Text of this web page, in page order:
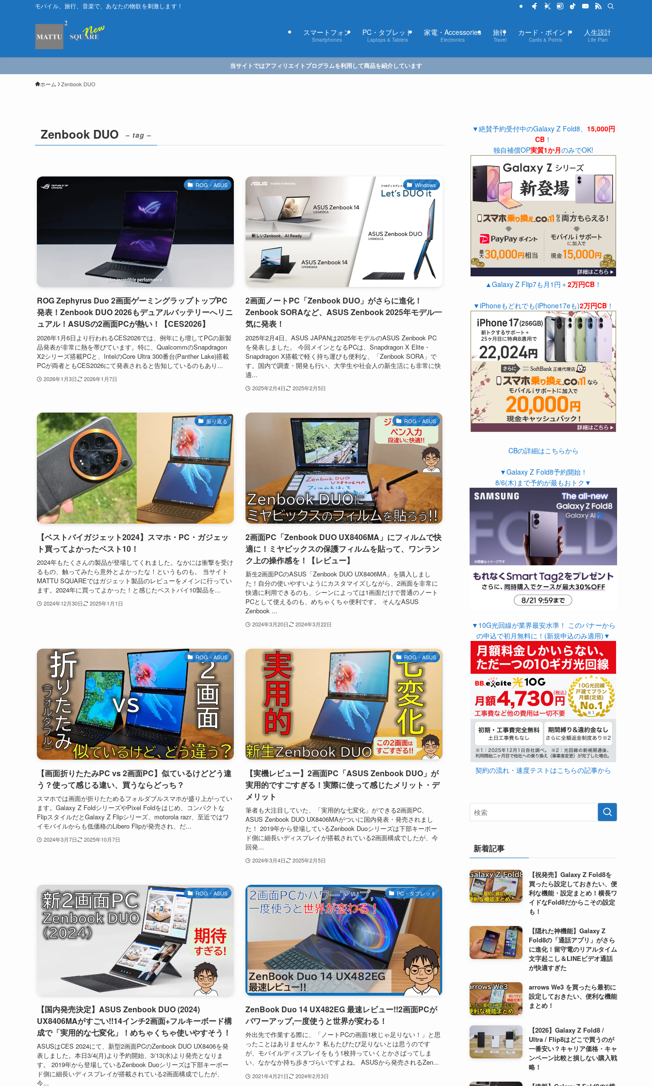
モバイル、旅行、音楽で、あなたの物欲を刺激します！
スマートフォン
Smartphones
PC・タブレット
Laptops & Tablets
家電・Accessories
Electronics
旅行
Travel
カード・ポイント
Cards & Points
人生設計
Life Plan
当サイトではアフィリエイトプログラムを利用して商品を紹介しています
ホーム Zenbook DUO
Zenbook DUO – tag –
ROG・ASUS
ROG Zephyrus Duo 2画面ゲーミングラップトップPC
発表！Zenbook DUO 2026もデュアルバッテリーへリニ
ュアル！ASUSの2画面PCが熱い！【CES2026】
2026年1月6日より行われるCES2026では、例年にも増してPCの新製
品発表が非常に熱を帯びています。特に、QualcommのSnapdragon
X2シリーズ搭載PCと、IntelのCore Ultra 300番台(Panther Lake)搭載
PCが両者ともCES2026にて発表されると告知しているのもあり...
2026年1月3日 2026年1月7日
Windows
2画面ノートPC「Zenbook DUO」がさらに進化！
Zenbook SORAなど、ASUS Zenbook 2025年モデル一
気に発表！
2025年2月4日、ASUS JAPANは2025年モデルのASUS Zenbook PC
を発表しました。 今回メインとなるPCは、Snapdragon X Elite・
Snapdragon X搭載で軽く持ち運びも便利な、「Zenbook SORA」で
す。国内で調査・開発も行い、大学生や社会人の新生活にも非常に快
適...
2025年2月4日 2025年2月5日
振り返る
【ベストバイガジェット2024】スマホ・PC・ガジェッ
ト買ってよかったベスト10！
2024年もたくさんの製品が登場してくれました。なかには衝撃を受け
るもの、触ってみたら意外とよかったな！というものも。 当サイト
MATTU SQUAREではガジェット製品のレビューをメインに行ってい
ます。2024年に買ってよかった！と感じたベストバイ10製品を...
2024年12月30日 2025年1月1日
ROG・ASUS
2画面PC「Zenbook DUO UX8406MA」にフィルムで快
適に！ミヤビックスの保護フィルムを貼って、ワンラン
ク上の操作感を！【レビュー】
新生2画面PCのASUS「Zenbook DUO UX8406MA」を購入しまし
た！自分の使いやすいようにカスタマイズしながら、2画面を非常に
快適に利用できるのも、シーンによっては1画面だけで普通のノート
PCとして使えるのも、めちゃくちゃ便利です。 そんなASUS
Zenbook ...
2024年3月20日 2024年3月22日
ROG・ASUS
【画面折りたたみPC vs 2画面PC】似ているけどどう違
う？使って感じる違い、買うならどっち？
スマホでは画面が折りたためるフォルダブルスマホが盛り上がってい
ます。Galaxy Z FoldシリーズやPixel Foldをはじめ、コンパクトな
FlipスタイルだとGalaxy Z Flipシリーズ、motorola razr、至近ではワ
イモバイルからも低価格のLibero Flipが発売され、だ...
2024年3月7日 2025年10月7日
ROG・ASUS
【実機レビュー】2画面PC「ASUS Zenbook DUO」が
実用的ですごすぎる！実際に使って感じたメリット・デ
メリット
筆者も大注目していた、「実用的な七変化」ができる2画面PC、
ASUS Zenbook DUO UX8406MAがついに国内発表・発売されまし
た！ 2019年から登場しているZenbook Duoシリーズは下部キーボー
ド側に細長いディスプレイが搭載されている2画面構成でしたが、今
回発...
2024年3月4日 2025年2月5日
ROG・ASUS
【国内発売決定】ASUS Zenbook DUO (2024)
UX8406MAがすごい!!14インチ2画面+フルキーボード構
成で「実用的な七変化」！めちゃくちゃ使いやすそう！
ASUSはCES 2024にて、新型2画面PCのZenbook DUO UX8406を発
表しました。本日3/4(月)より予約開始、3/13(水)より発売となりま
す。 2019年から登場しているZenbook Duoシリーズは下部キーボー
ド側に細長いディスプレイが搭載されている2画面構成でしたが、
今...
PC・タブレット
ZenBook Duo 14 UX482EG 最速レビュー!!2画面PCが
パワーアップ,一度使うと世界が変わる！
外出先で作業する際に、「ノートPCの画面1枚じゃ足りない！」と思
ったことはありませんか？ 私もたびたび足りないとは思うのです
が、モバイルディスプレイをもう1枚持っていくとかさばってしま
い、なかなか持ち歩きづらいですよね。 ASUSから発売されるZen...
2021年4月21日 2024年2月3日
▼絶賛予約受付中のGalaxy Z Fold8、 15,000円
CB ！
独自補償OP実質1か月のみでOK!
▲Galaxy Z Flip7も月1円＋2万円CB ！
▼iPhoneもどれでも(iPhone17eも)2万円CB ！
CBの詳細はこちらから
▼Galaxy Z Fold8予約開始！
8/6(木)まで予約が最もおトク▼
▼10G光回線が業界最安水準！ このバナーから
の申込で初月無料に！(新規申込のみ適用)▼
契約の流れ・速度テストはこちらの記事から
新着記事
【祝発売】Galaxy Z Fold8を
買ったら設定しておきたい、便
利な機能・設定まとめ！横長ワ
イドなFold8だからこその設定
も！
【隠れた神機能】Galaxy Z
Fold8の「通話アプリ」がさら
に進化！留守電のリアルタイム
文字起こし＆LINEビデオ通話
が快適すぎた
arrows We3 を買ったら最初に
設定しておきたい、便利な機能
まとめ！
【2026】Galaxy Z Fold8 /
Ultra / Flip8はどこで買うのが
一番安い？キャリア価格・キャ
ンペーン比較と損しない購入戦
略！